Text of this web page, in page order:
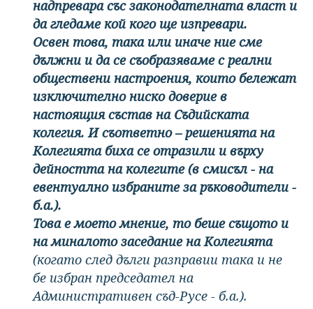
надпревара със законодателната власт и
да гледаме кой кого ще изпревари.
Освен това, така или иначе ние сме
дължни и да се съобразяваме с реални
обществени настроения, които бележат
изключително ниско доверие в
настоящия състав на Съдийската
колегия. И съответно – решенията на
Колегията биха се отразили и върху
дейността на колегите (в смисъл - на
евентуално избраните за ръководители -
б.а.).
Това е моето мнение, то беше същото и
на миналото заседание на Колегията
(когато след дълги разправии така и не
бе избран председател на
Административен съд-Русе - б.а.).